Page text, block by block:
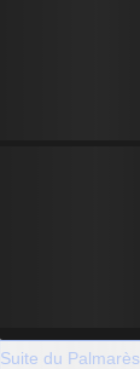
Suite du Palmarès